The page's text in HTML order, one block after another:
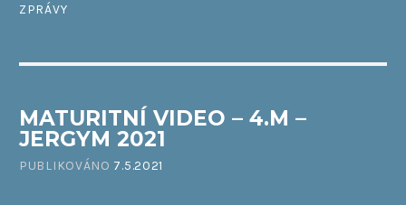
ZPRÁVY
MATURITNÍ VIDEO – 4.M –
JERGYM 2021
PUBLIKOVÁNO 7.5.2021